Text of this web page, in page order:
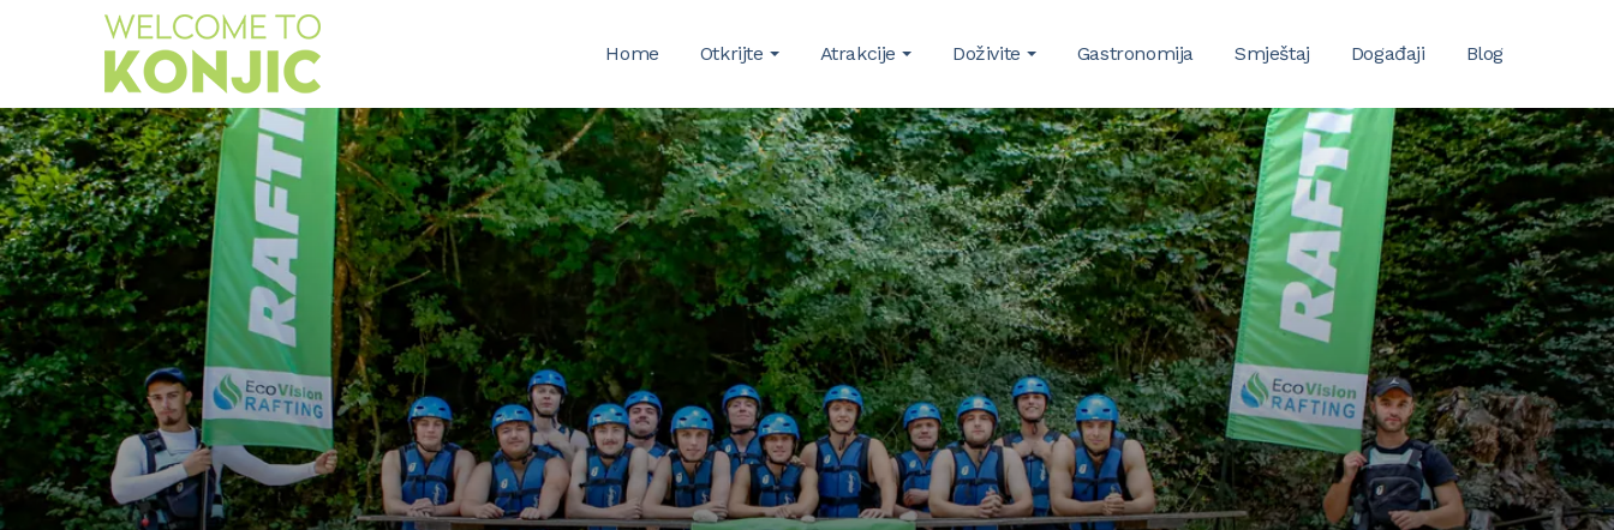
Home Otkrijte Atrakcije Doživite Gastronomija Smještaj Događaji Blog